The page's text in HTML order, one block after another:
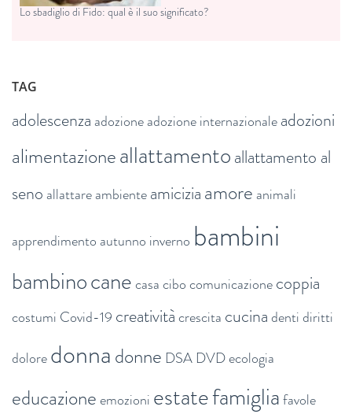
Lo sbadiglio di Fido: qual è il suo significato?
TAG
adolescenza adozioneadozione internazionaleadozioni
alimentazioneallattamentoallattamento al
seno allattareambienteamiciziaamore animali
apprendimento autunno inverno bambini
bambinocanecasacibocomunicazionecoppia
costumi Covid-19 creativitàcrescita cucinadentidiritti
doloredonnadonne DSA DVDecologia
educazioneemozioni estatefamigliafavole